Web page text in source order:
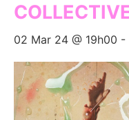
02 Mar 24 @ 19h00 -